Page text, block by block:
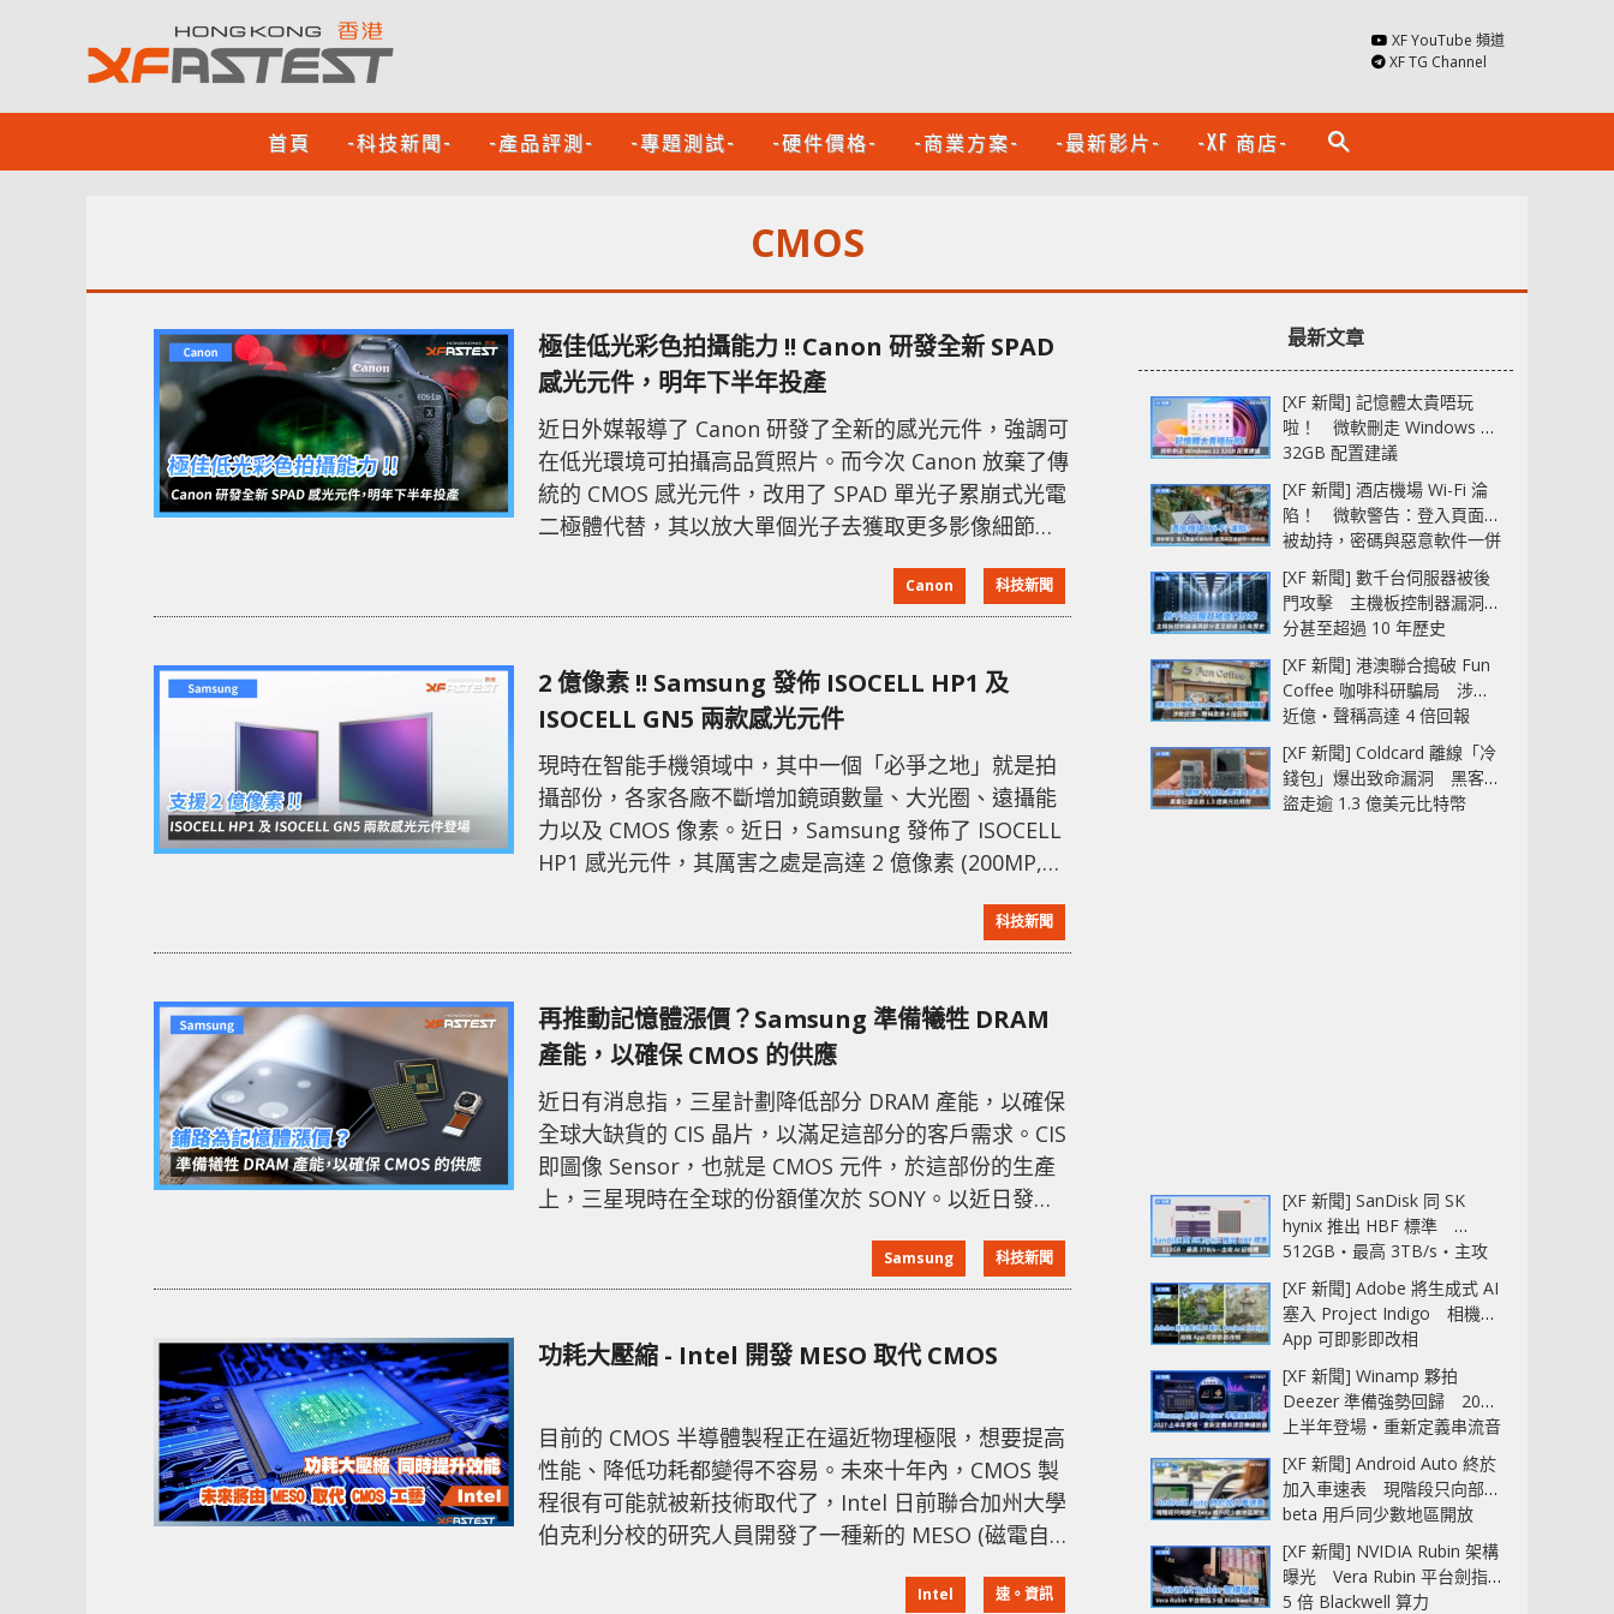
XF YouTube 頻道
XF TG Channel
首頁 -科技新聞- -產品評測- -專題測試- -硬件價格- -商業方案- -最新影片- -XF 商店- search
CMOS
極佳低光彩色拍攝能力 !! Canon 研發全新 SPAD
感光元件，明年下半年投產
近日外媒報導了 Canon 研發了全新的感光元件，強調可
在低光環境可拍攝高品質照片。而今次 Canon 放棄了傳
統的 CMOS 感光元件，改用了 SPAD 單光子累崩式光電
二極體代替，其以放大單個光子去獲取更多影像細節，
2022 年下半年，在川崎廠房量產這種 SPAD 感光元件。
同時因其可沿用 CMOS 的生產工藝，故生產成本預計相
光元件除了可用於監控、保安鏡頭
Canon 科技新聞
2 億像素 !! Samsung 發佈 ISOCELL HP1 及
ISOCELL GN5 兩款感光元件
現時在智能手機領域中，其中一個「必爭之地」就是拍
攝部份，各家各廠不斷增加鏡頭數量、大光圈、遠攝能
力以及 CMOS 像素。近日，Samsung 發佈了 ISOCELL
HP1 感光元件，其厲害之處是高達 2 億像素 (200MP,
0.64μm。另外它加入了全新 ChameleonCell 像素合併
技術，可將像素四合一或十六合一。ISOCELL HP1 最高
科技新聞
再推動記憶體漲價？Samsung 準備犧牲 DRAM
產能，以確保 CMOS 的供應
近日有消息指，三星計劃降低部分 DRAM 產能，以確保
全球大缺貨的 CIS 晶片，以滿足這部分的客戶需求。CIS
即圖像 Sensor，也就是 CMOS 元件，於這部份的生產
上，三星現時在全球的份額僅次於 SONY。以近日發佈
體缺貨漲價，畢竟三星高層這個決定的考慮之一就是確
記憶體巨一頭中，Micron 於 12
Samsung 科技新聞
功耗大壓縮 - Intel 開發 MESO 取代 CMOS
目前的 CMOS 半導體製程正在逼近物理極限，想要提高
性能、降低功耗都變得不容易。未來十年內，CMOS 製
程很有可能就被新技術取代了，Intel 日前聯合加州大學
伯克利分校的研究人員開發了一種新的 MESO (磁電自旋
片功耗降低 10 - 30 倍，而且運行速度也是 CMOS 製程
Intel 速。資訊
最新文章
[XF 新聞] 記憶體太貴唔玩
啦！ 微軟刪走 Windows 11
32GB 配置建議
[XF 新聞] 酒店機場 Wi-Fi 淪
陷！ 微軟警告：登入頁面可
被劫持，密碼與惡意軟件一併
中招
[XF 新聞] 數千台伺服器被後
門攻擊 主機板控制器漏洞部
分甚至超過 10 年歷史
[XF 新聞] 港澳聯合搗破 Fun
Coffee 咖啡科研騙局 涉款
近億‧聲稱高達 4 倍回報
[XF 新聞] Coldcard 離線「冷
錢包」爆出致命漏洞 黑客已
盜走逾 1.3 億美元比特幣
[XF 新聞] SanDisk 同 SK
hynix 推出 HBF 標準
512GB‧最高 3TB/s‧主攻
AI 記憶體
[XF 新聞] Adobe 將生成式 AI
塞入 Project Indigo 相機
App 可即影即改相
[XF 新聞] Winamp 夥拍
Deezer 準備強勢回歸 2027
上半年登場‧重新定義串流音
樂播放器
[XF 新聞] Android Auto 終於
加入車速表 現階段只向部分
beta 用戶同少數地區開放
[XF 新聞] NVIDIA Rubin 架構
曝光 Vera Rubin 平台劍指
5 倍 Blackwell 算力